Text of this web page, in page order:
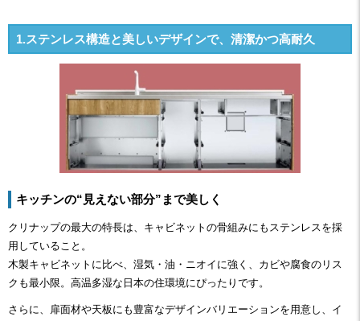
1.ステンレス構造と美しいデザインで、清潔かつ高耐久
キッチンの“見えない部分”まで美しく
クリナップの最大の特長は、キャビネットの骨組みにもステンレスを採
用していること。
木製キャビネットに比べ、湿気・油・ニオイに強く、カビや腐食のリス
クも最小限。高温多湿な日本の住環境にぴったりです。
さらに、扉面材や天板にも豊富なデザインバリエーションを用意し、イ